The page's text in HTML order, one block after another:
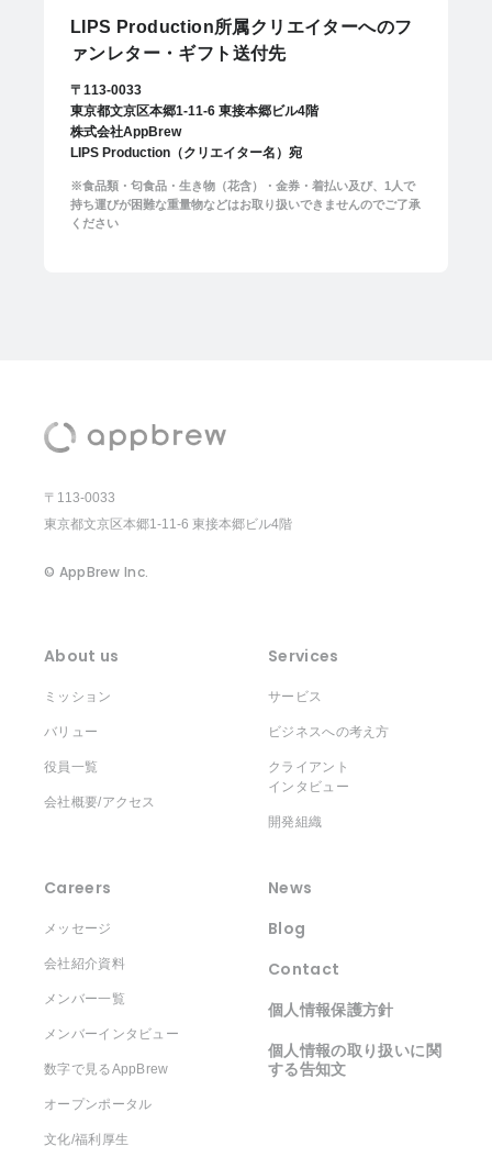
LIPS Production所属クリエイターへのフ
ァンレター・ギフト送付先
〒113-0033
東京都文京区本郷1-11-6 東接本郷ビル4階
株式会社AppBrew
LIPS Production（クリエイター名）宛
※食品類・匂食品・生き物（花含）・金券・着払い及び、1人で
持ち運びが困難な重量物などはお取り扱いできませんのでご了承
ください
〒113-0033
東京都文京区本郷1-11-6 東接本郷ビル4階
© AppBrew Inc.
About us
ミッション
バリュー
役員一覧
会社概要/アクセス
Services
サービス
ビジネスへの考え方
クライアント
インタビュー
開発組織
Careers
メッセージ
会社紹介資料
メンバー一覧
メンバーインタビュー
数字で見るAppBrew
オープンポータル
文化/福利厚生
News
Blog
Contact
個人情報保護方針
個人情報の取り扱いに関
する告知文